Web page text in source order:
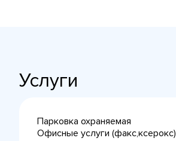
Услуги
Парковка охраняемая
Офисные услуги (факс,ксерокс)